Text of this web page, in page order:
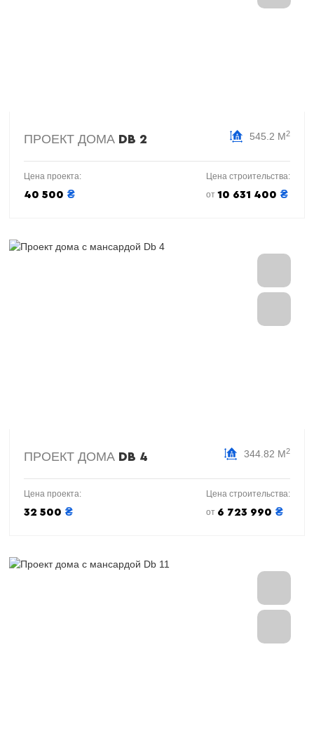
ПРОЕКТ ДОМА DB 2 545.2 М2
Цена проекта:
40 500 ₴
Цена строительства:
от 10 631 400 ₴
ПРОЕКТ ДОМА DB 4 344.82 М2
Цена проекта:
32 500 ₴
Цена строительства:
от 6 723 990 ₴